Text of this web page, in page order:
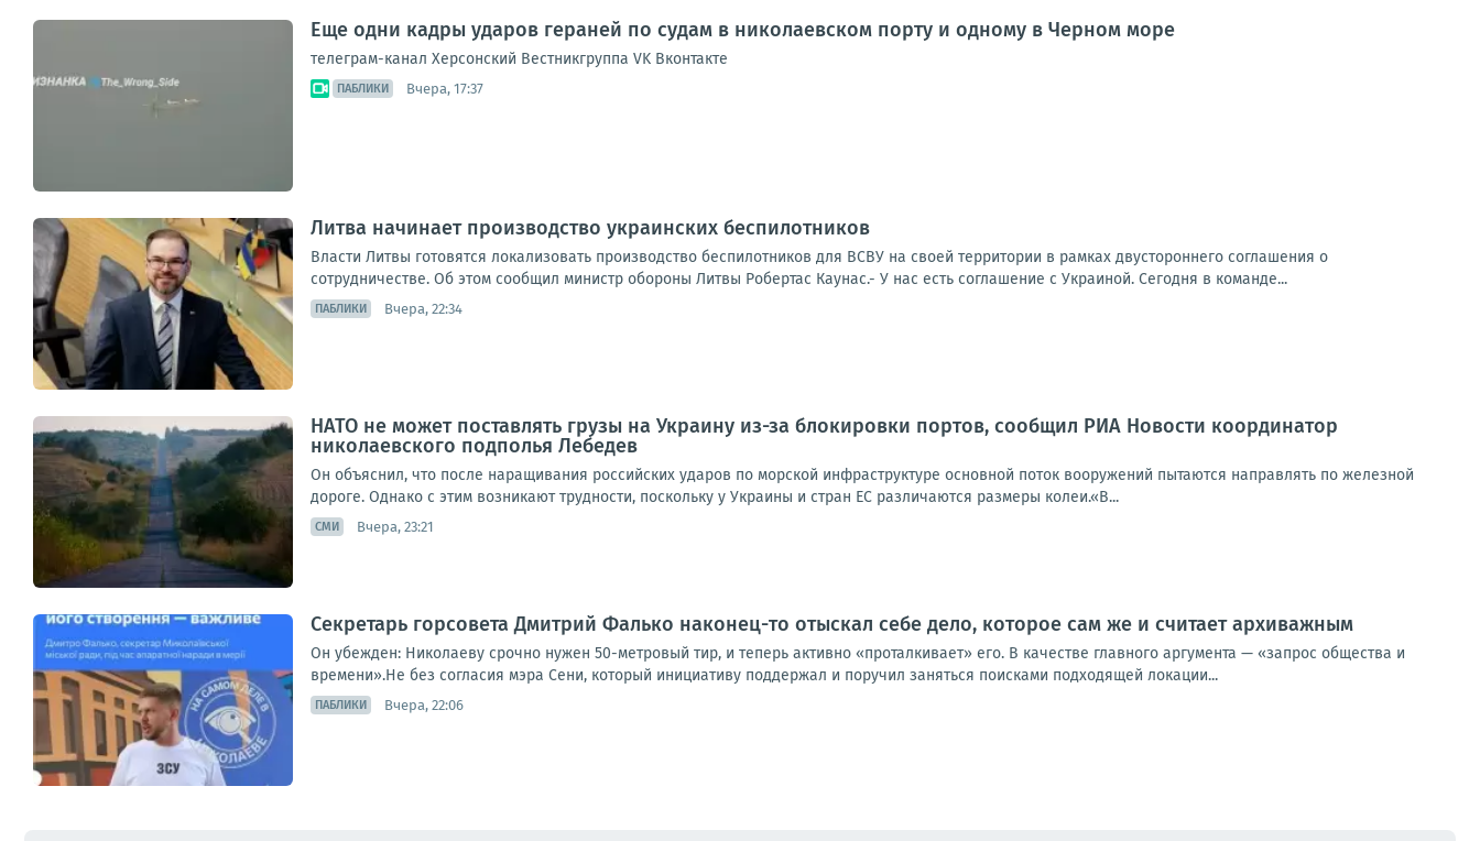
Еще одни кадры ударов гераней по судам в николаевском порту и одному в Черном море
телеграм-канал Херсонский Вестникгруппа VK Вконтакте
ПАБЛИКИ Вчера, 17:37
Литва начинает производство украинских беспилотников
Власти Литвы готовятся локализовать производство беспилотников для ВСВУ на своей территории в рамках двустороннего соглашения о
сотрудничестве. Об этом сообщил министр обороны Литвы Робертас Каунас.- У нас есть соглашение с Украиной. Сегодня в команде...
ПАБЛИКИ Вчера, 22:34
НАТО не может поставлять грузы на Украину из-за блокировки портов, сообщил РИА Новости координатор
николаевского подполья Лебедев
Он объяснил, что после наращивания российских ударов по морской инфраструктуре основной поток вооружений пытаются направлять по железной
дороге. Однако с этим возникают трудности, поскольку у Украины и стран ЕС различаются размеры колеи.«В...
СМИ Вчера, 23:21
Секретарь горсовета Дмитрий Фалько наконец-то отыскал себе дело, которое сам же и считает архиважным
Он убежден: Николаеву срочно нужен 50-метровый тир, и теперь активно «проталкивает» его. В качестве главного аргумента — «запрос общества и
времени».Не без согласия мэра Сени, который инициативу поддержал и поручил заняться поисками подходящей локации...
ПАБЛИКИ Вчера, 22:06